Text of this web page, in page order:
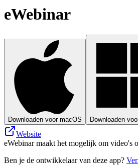
eWebinar
Downloaden voor macOS Downloaden
Website
eWebinar maakt het mogelijk om video's
Ben je de ontwikkelaar van deze app?